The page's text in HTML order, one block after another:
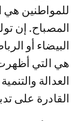
للمواطنين
المصباح. إن
البيضاء أو
هي التي
العدالة
القادرة على